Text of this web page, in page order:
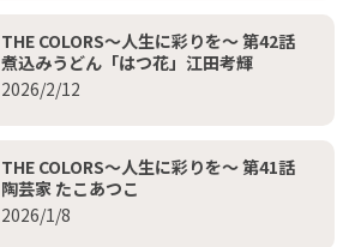
THE COLORS～人生に彩りを～ 第42話
煮込みうどん「はつ花」江田考輝
2026/2/12
THE COLORS～人生に彩りを～ 第41話
陶芸家 たこあつこ
2026/1/8